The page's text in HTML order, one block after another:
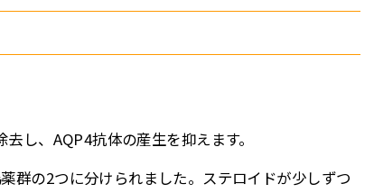
去し、AQP4抗体の産生を抑えます。
群の2つに分けられました。ステロイドが少しずつ